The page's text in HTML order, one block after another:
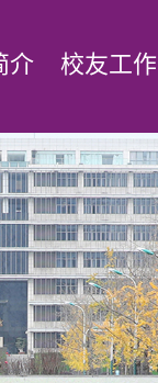
介 校友工作